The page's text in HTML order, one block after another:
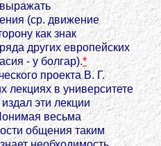
(ср. движение
как знак
других европейских
- у болгар).*
проекта В. Г.
лекциях в университете
эти лекции
весьма
общения таким